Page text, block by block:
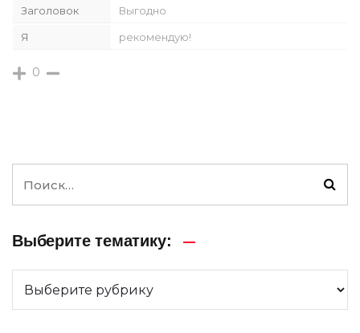
Заголовок Выгодно
Я рекомендую!
0
Выберите тематику: